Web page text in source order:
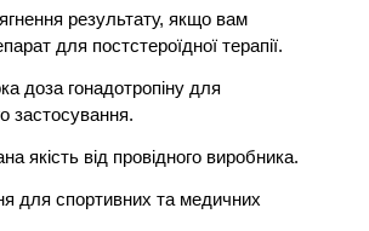
результату, якщо вам
для постстероїдної терапії.
доза гонадотропіну для
застосування.
якість від провідного виробника.
для спортивних та медичних